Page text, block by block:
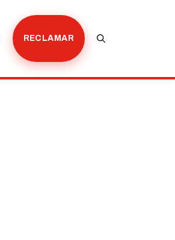
RECLAMAR